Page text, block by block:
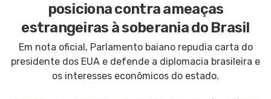
posiciona contra ameaças
estrangeiras à soberania do Brasil
Em nota oficial, Parlamento baiano repudia carta do
presidente dos EUA e defende a diplomacia brasileira e
os interesses econômicos do estado.